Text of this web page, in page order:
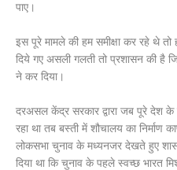
पाए।
इस पूरे मामले की हम समीक्षा कर रहे थे तो
दिये गए असली गलती तो प्रशासन की है
ने कर दिया।
दरअसल केंद्र सरकार द्वारा जब पूरे देश के
रहा था तब बस्ती में शौचालय का निर्माण
लोकसभा चुनाव के मध्यनजर देखते हुए
दिया था कि चुनाव के पहले स्वच्छ भारत